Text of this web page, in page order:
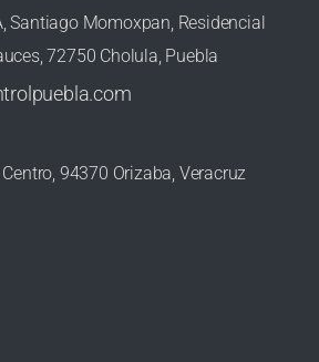
Santiago Momoxpan, Residencial
72750 Cholula, Puebla
94370 Orizaba, Veracruz